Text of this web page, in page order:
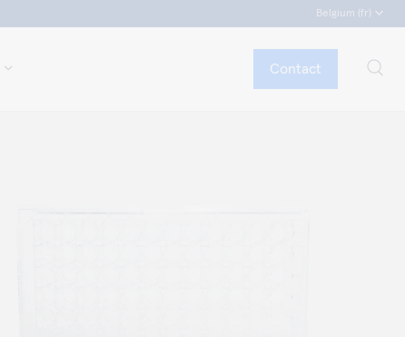
Belgium (fr)
Contact